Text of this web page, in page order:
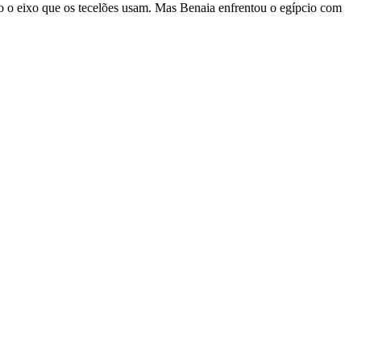
eixo que os tecelões usam. Mas Benaia enfrentou o egípcio com